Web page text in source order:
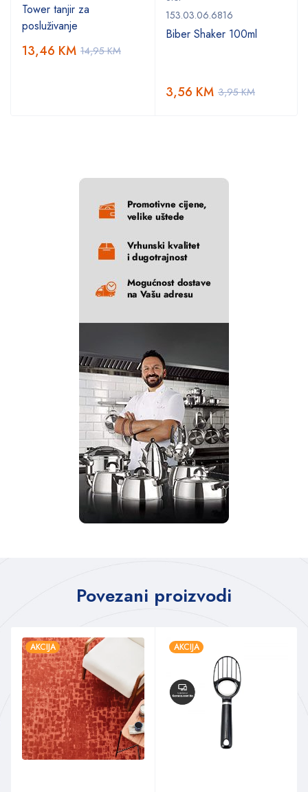
Tower tanjir za
posluživanje
14,95KM
13,46 KM
153.03.06.6816
Biber Shaker 100ml
3,95KM
3,56 KM
Povezani proizvodi
AKCIJA AKCIJA